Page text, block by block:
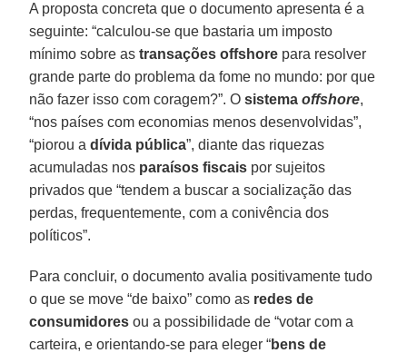
A proposta concreta que o documento apresenta é a
seguinte: “calculou-se que bastaria um imposto
mínimo sobre astransações offshore para resolver
grande parte do problema da fome no mundo: por que
não fazer isso com coragem?”. O sistemaoffshore,
“nos países com economias menos desenvolvidas”,
“piorou adívida pública”, diante das riquezas
acumuladas nos paraísos fiscais por sujeitos
privados que “tendem a buscar a socialização das
perdas, frequentemente, com a conivência dos
políticos”.
Para concluir, o documento avalia positivamente tudo
o que se move “de baixo” como as redes de
consumidores ou a possibilidade de “votar com a
carteira, e orientando-se para eleger “bens de